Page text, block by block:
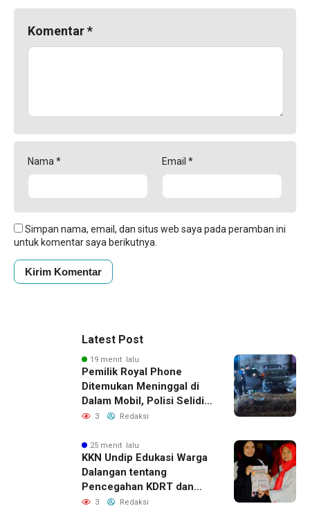
Komentar*
Nama * Email *
Simpan nama, email, dan situs web saya pada peramban ini
untuk komentar saya berikutnya.
Latest Post
19 menit lalu
Pemilik Royal Phone
Ditemukan Meninggal di
Dalam Mobil, Polisi Selidiki
Dugaan Keterkaitan
3 Redaksi
25 menit lalu
KKN Undip Edukasi Warga
Dalangan tentang
Pencegahan KDRT dan
Komunikasi Keluarga
3 Redaksi